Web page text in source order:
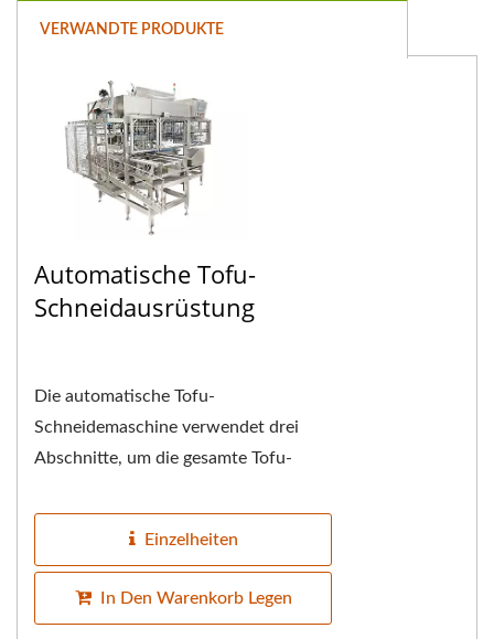
VERWANDTE PRODUKTE
Automatische Tofu-
Schneidausrüstung
Die automatische Tofu-
Schneidemaschine verwendet drei
Abschnitte, um die gesamte Tofu-
eingeführt wird. Der erste Abschnitt...
Einzelheiten
In Den Warenkorb Legen